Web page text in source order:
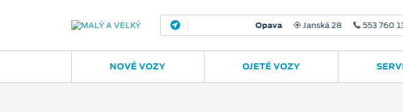
Janská 28 553 760 131
NOVÉ VOZY OJETÉ VOZY